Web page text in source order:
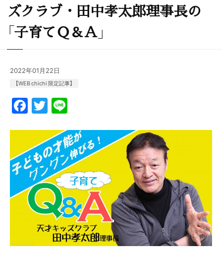
ズクラブ・田中孝太郎理事長の
「子育てＱ＆Ａ」
2022年01月22日
【WEB chichi 限定記事】
F
a
c
e
b
o
o
k
T
w
itt
er
e